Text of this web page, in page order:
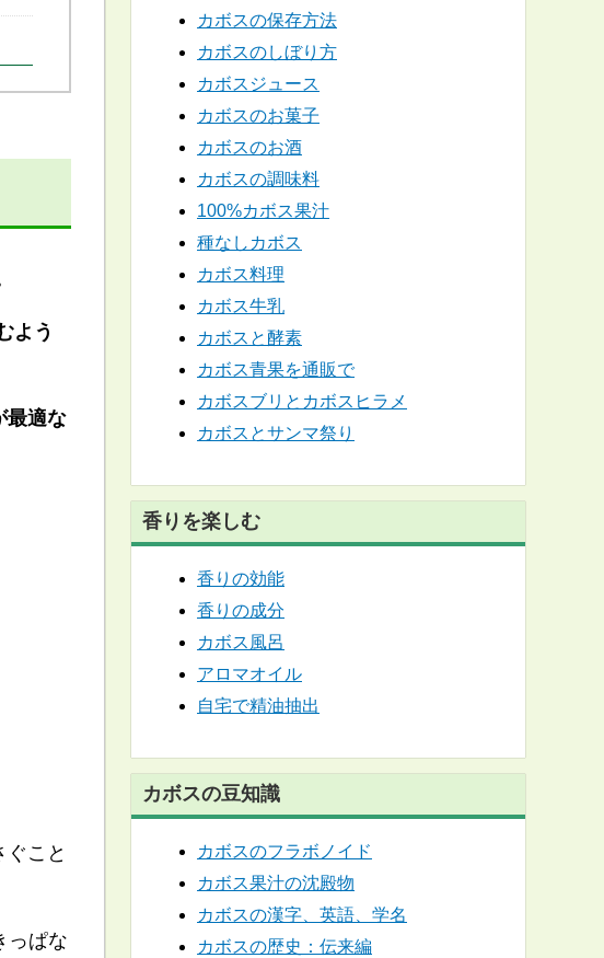
よう
最適な
こと
っぱな
カボスの保存方法
カボスのしぼり方
カボスジュース
カボスのお菓子
カボスのお酒
カボスの調味料
100%カボス果汁
種なしカボス
カボス料理
カボス牛乳
カボスと酵素
カボス青果を通販で
カボスブリとカボスヒラメ
カボスとサンマ祭り
香りを楽しむ
香りの効能
香りの成分
カボス風呂
アロマオイル
自宅で精油抽出
カボスの豆知識
カボスのフラボノイド
カボス果汁の沈殿物
カボスの漢字、英語、学名
カボスの歴史：伝来編